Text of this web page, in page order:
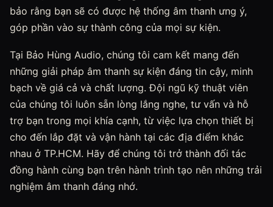
bảo rằng bạn sẽ có được hệ thống âm thanh ưng ý,
góp phần vào sự thành công của mọi sự kiện.
Tại Bảo Hùng Audio, chúng tôi cam kết mang đến
những giải pháp âm thanh sự kiện đáng tin cậy, minh
bạch về giá cả và chất lượng. Đội ngũ kỹ thuật viên
của chúng tôi luôn sẵn lòng lắng nghe, tư vấn và hỗ
trợ bạn trong mọi khía cạnh, từ việc lựa chọn thiết bị
cho đến lắp đặt và vận hành tại các địa điểm khác
nhau ở TP.HCM. Hãy để chúng tôi trở thành đối tác
đồng hành cùng bạn trên hành trình tạo nên những trải
nghiệm âm thanh đáng nhớ.